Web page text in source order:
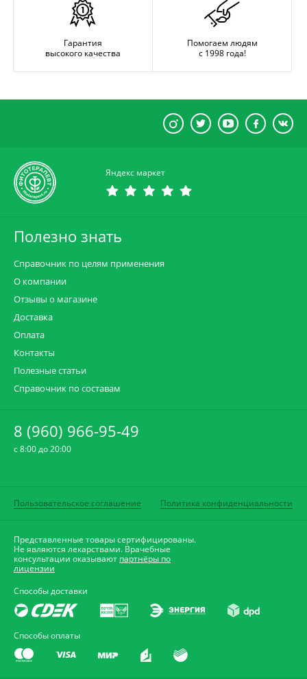
Гарантия
высокого качества
Помогаем людям
с 1998 года!
Яндекс маркет
Полезно знать
Справочник по целям применения
О компании
Отзывы о магазине
Доставка
Оплата
Контакты
Полезные статьи
Справочник по составам
8 (960) 966-95-49
c 8:00 до 20:00
Пользовательское соглашение Политика конфиденциальности
Представленные товары сертифицированы.
Не являются лекарствами. Врачебные
консультации оказывают партнёры по
лицензии
Способы доставки
Способы оплаты